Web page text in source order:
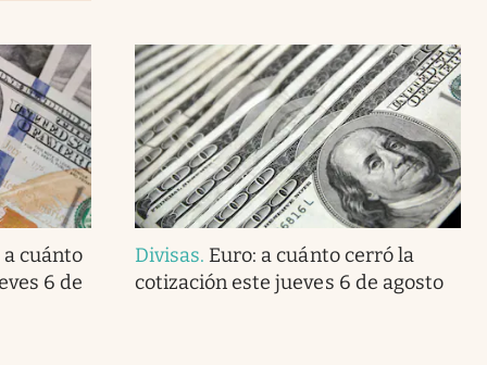
cuánto
6 de
Divisas. Euro: a cuánto cerró la
cotización este jueves 6 de agosto